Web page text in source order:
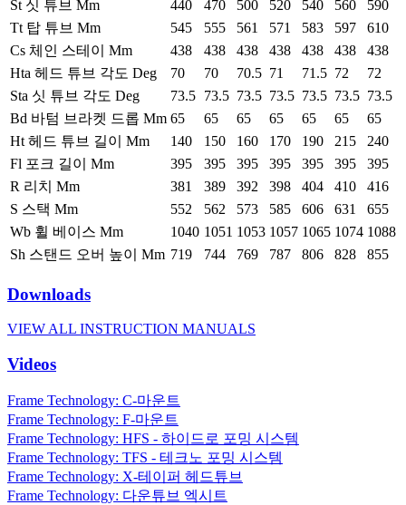
St 싯 튜브 Mm 440 470 500 520 540 560
590
Tt 탑 튜브 Mm
545 555 561 571 583 597
610
Cs 체인 스테이 Mm
438 438 438 438 438 438
438
Hta 헤드 튜브 각도 Deg
70 70 70.5 71 71.5 72
72
Sta 싯 튜브 각도 Deg
73.5 73.5 73.5 73.5 73.5 73.5 73.5
Bd 바텀 브라켓 드롭 Mm 65 65 65 65 65 65
65
Ht 헤드 튜브 길이 Mm
140 150 160 170 190 215
240
Fl 포크 길이 Mm
395 395 395 395 395 395
395
R 리치 Mm
381 389 392 398 404 410
416
S 스택 Mm
552 562 573 585 606 631
655
Wb 휠 베이스 Mm
1040 1051 1053 1057 1065 1074 1088
Sh 스탠드 오버 높이 Mm 719 744 769 787 806 828 855
Downloads
VIEW ALL INSTRUCTION MANUALS
Videos
Frame Technology: C-마운트
Frame Technology: F-마운트
Frame Technology: HFS - 하이드로 포밍 시스템
Frame Technology: TFS - 테크노 포밍 시스템
Frame Technology: X-테이퍼 헤드튜브
Frame Technology: 다운튜브 엑시트